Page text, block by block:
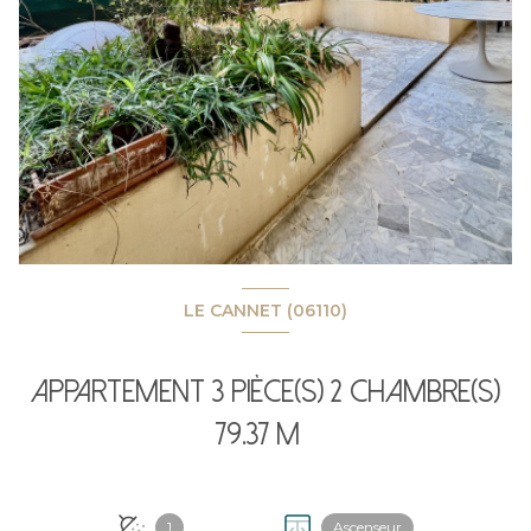
LE CANNET (06110)
Appartement 3 pièce(s) 2 chambre(s)
79.37 m²
1 Ascenseur